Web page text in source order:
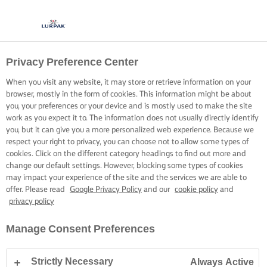
Privacy Preference Center
When you visit any website, it may store or retrieve information on your
browser, mostly in the form of cookies. This information might be about
you, your preferences or your device and is mostly used to make the site
work as you expect it to. The information does not usually directly identify
you, but it can give you a more personalized web experience. Because we
respect your right to privacy, you can choose not to allow some types of
cookies. Click on the different category headings to find out more and
change our default settings. However, blocking some types of cookies
may impact your experience of the site and the services we are able to
offer. Please read
Google Privacy Policy and our cookie policy and
privacy policy
Manage Consent Preferences
Strictly Necessary Always Active